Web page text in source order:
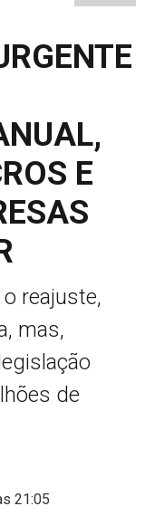
E
reajuste,
mas,
de
21:05